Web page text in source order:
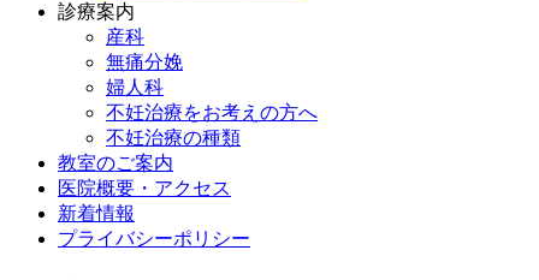
診療案内
産科
無痛分娩
婦人科
不妊治療をお考えの方へ
不妊治療の種類
教室のご案内
医院概要・アクセス
新着情報
プライバシーポリシー